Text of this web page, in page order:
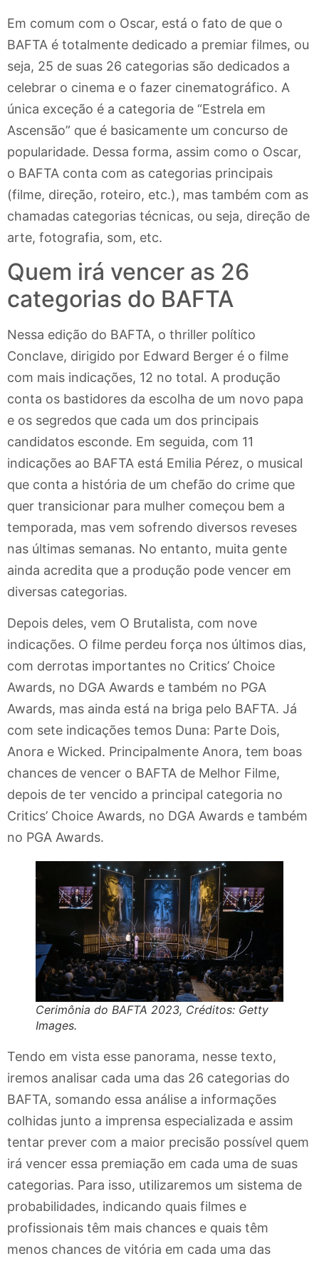
Em comum com o Oscar, está o fato de que o
BAFTA é totalmente dedicado a premiar filmes, ou
seja, 25 de suas 26 categorias são dedicados a
celebrar o cinema e o fazer cinematográfico. A
única exceção é a categoria de “Estrela em
Ascensão” que é basicamente um concurso de
popularidade. Dessa forma, assim como o Oscar,
o BAFTA conta com as categorias principais
(filme, direção, roteiro, etc.), mas também com as
chamadas categorias técnicas, ou seja, direção de
arte, fotografia, som, etc.
Quem irá vencer as 26
categorias do BAFTA
Nessa edição do BAFTA, o thriller político
Conclave, dirigido por Edward Berger é o filme
com mais indicações, 12 no total. A produção
conta os bastidores da escolha de um novo papa
e os segredos que cada um dos principais
candidatos esconde. Em seguida, com 11
indicações ao BAFTA está Emilia Pérez, o musical
que conta a história de um chefão do crime que
quer transicionar para mulher começou bem a
temporada, mas vem sofrendo diversos reveses
nas últimas semanas. No entanto, muita gente
ainda acredita que a produção pode vencer em
diversas categorias.
Depois deles, vem O Brutalista, com nove
indicações. O filme perdeu força nos últimos dias,
com derrotas importantes no Critics’ Choice
Awards, no DGA Awards e também no PGA
Awards, mas ainda está na briga pelo BAFTA. Já
com sete indicações temos Duna: Parte Dois,
Anora e Wicked. Principalmente Anora, tem boas
chances de vencer o BAFTA de Melhor Filme,
depois de ter vencido a principal categoria no
Critics’ Choice Awards, no DGA Awards e também
no PGA Awards.
Cerimônia do BAFTA 2023, Créditos: Getty
Images.
Tendo em vista esse panorama, nesse texto,
iremos analisar cada uma das 26 categorias do
BAFTA, somando essa análise a informações
colhidas junto a imprensa especializada e assim
tentar prever com a maior precisão possível quem
irá vencer essa premiação em cada uma de suas
categorias. Para isso, utilizaremos um sistema de
probabilidades, indicando quais filmes e
profissionais têm mais chances e quais têm
menos chances de vitória em cada uma das